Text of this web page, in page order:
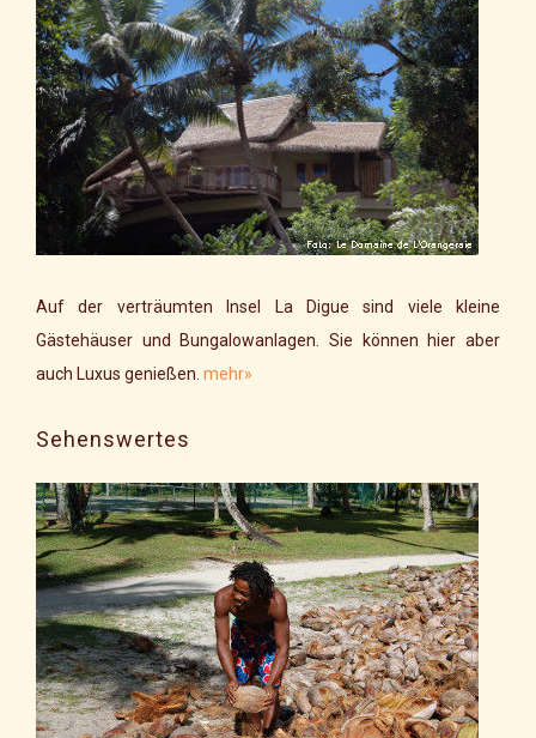
Auf der verträumten Insel La Digue sind viele kleine
Gästehäuser und Bungalowanlagen. Sie können hier aber
auch Luxus genießen. mehr»
Sehenswertes